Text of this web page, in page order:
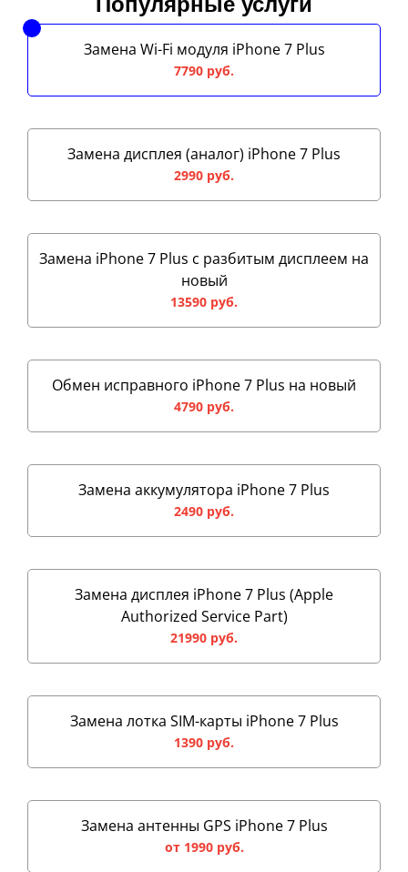
Замена Wi-Fi модуля iPhone 7 Plus
7790 руб.
Замена дисплея (аналог) iPhone 7 Plus
2990 руб.
Замена iPhone 7 Plus с разбитым дисплеем на
новый
13590 руб.
Обмен исправного iPhone 7 Plus на новый
4790 руб.
Замена аккумулятора iPhone 7 Plus
2490 руб.
Замена дисплея iPhone 7 Plus (Apple
Authorized Service Part)
21990 руб.
Замена лотка SIM-карты iPhone 7 Plus
1390 руб.
Замена антенны GPS iPhone 7 Plus
от 1990 руб.